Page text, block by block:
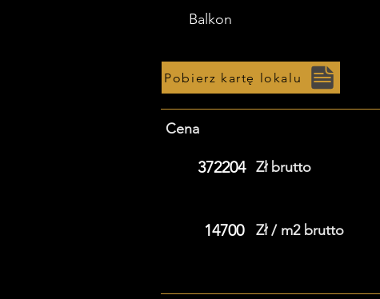
Balkon
Pobierz kartę lokalu
Cena
372204 Zł brutto
14700 Zł / m2 brutto